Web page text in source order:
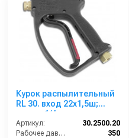
Курок распылительный
RL 30. вход 22x1,5ш;
выход 1/4г.
Артикул:
30.2500.20
Рабочее давление (бар):
350